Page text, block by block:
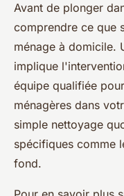
Avant de plonger
comprendre ce que
ménage à domicile.
implique
équipe qualifiée
ménagères dans
simple nettoyage
spécifiques comme
fond.